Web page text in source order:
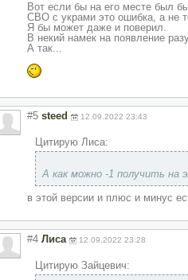
Вот если бы на его месте был
СВО с украми это ошибка, а не
Я бы может даже и поверил.
В некий намек на появление
А так...
#5 steed 12.09.2022 23:43
Цитирую Лиса:
А как можно -1 получить на
в этой версии и плюс и минус
#4 Лиса 12.09.2022 23:28
Цитирую Зайцевич: